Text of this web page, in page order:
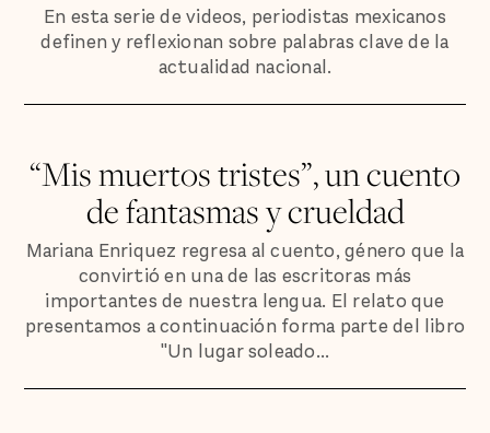
En esta serie de videos, periodistas mexicanos
definen y reflexionan sobre palabras clave de la
actualidad nacional.
“Mis muertos tristes”, un cuento
de fantasmas y crueldad
Mariana Enriquez regresa al cuento, género que la
convirtió en una de las escritoras más
importantes de nuestra lengua. El relato que
presentamos a continuación forma parte del libro
"Un lugar soleado...